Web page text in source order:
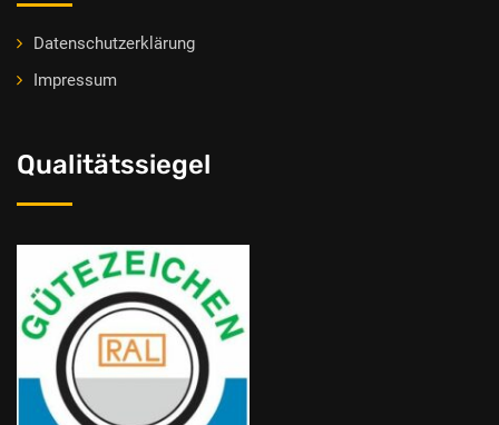
Datenschutzerklärung
Impressum
Qualitätssiegel